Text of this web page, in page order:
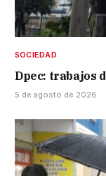
SOCIEDAD
Dpec: trabajos
5 de agosto de 2026